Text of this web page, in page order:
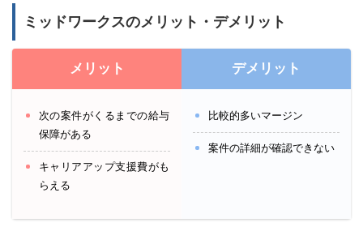
ミッドワークスのメリット・デメリット
メリット
次の案件がくるまでの給与
保障がある
キャリアアップ支援費がも
らえる
デメリット
比較的多いマージン
案件の詳細が確認できない